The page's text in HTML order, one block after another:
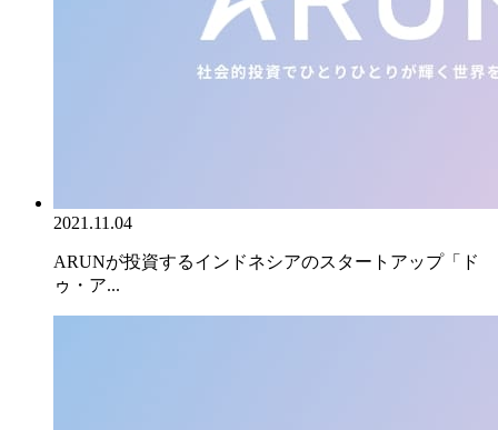
2021.11.04
ARUNが投資するインドネシアのスタートアップ「ド
ゥ・ア...